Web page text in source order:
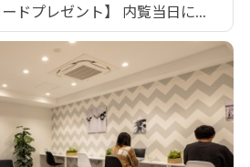
ドプレゼント】 内覧当日に...